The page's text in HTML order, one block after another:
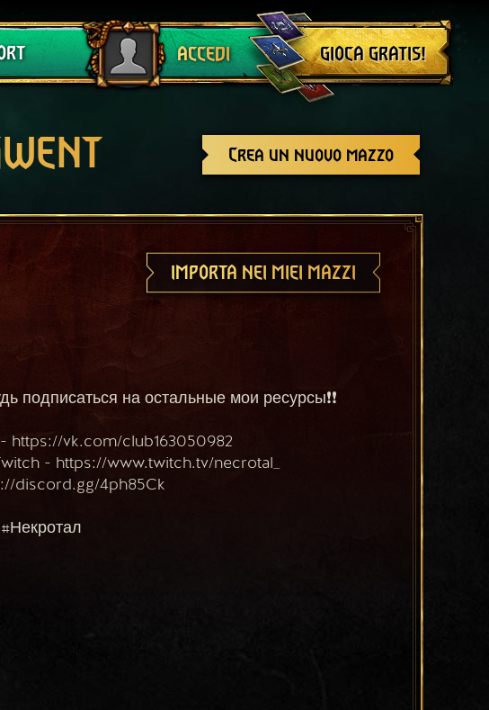
ACCEDI
Esci
GIOCA GRATIS!
Crea un nuovo mazzo
IMPORTA NEI MIEI MAZZI
подписаться на остальные мои ресурсы❗❗
https://vk.com/club163050982
- https://www.twitch.tv/necrotal_
discord.gg/4ph85Ck